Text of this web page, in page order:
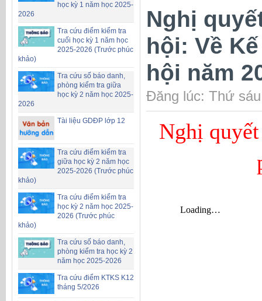
học kỳ 1 năm học 2025-
2026
Tra cứu điểm kiểm tra
cuối học kỳ 1 năm học
2025-2026 (Trước phúc
khảo)
Tra cứu số báo danh,
phòng kiểm tra giữa
học kỳ 2 năm học 2025-
2026
Tài liệu GDĐP lớp 12
Tra cứu điểm kiểm tra
giữa học kỳ 2 năm học
2025-2026 (Trước phúc
khảo)
Tra cứu điểm kiểm tra
học kỳ 2 năm học 2025-
2026 (Trước phúc
khảo)
Tra cứu số báo danh,
phòng kiểm tra học kỳ 2
năm học 2025-2026
Tra cứu điểm KTKS K12
tháng 5/2026
Nghị
hội: Về
hội năm
Đăng lúc: Thứ
Nghị